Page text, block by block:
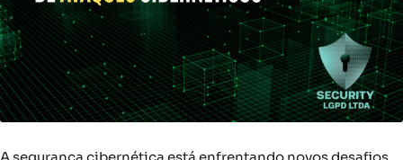
A segurança cibernética está enfrentando novos desafios